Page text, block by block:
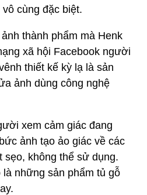
cùng đặc biệt.
thành phẩm mà Henk
xã hội Facebook người
thiết kế kỳ lạ là sản
ảnh dùng công nghệ
xem cảm giác đang
ảnh tạo ảo giác về các
không thể sử dụng.
những sản phẩm tủ gỗ